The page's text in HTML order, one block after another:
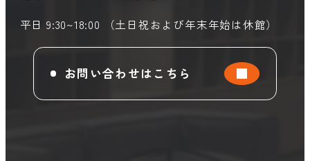
平日 9:30~18:00 （土日祝および年末年始は休館）
お問い合わせはこちら